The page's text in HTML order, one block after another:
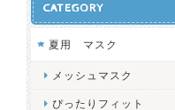
CATEGORY
夏用 マスク
メッシュマスク
ぴったりフィット